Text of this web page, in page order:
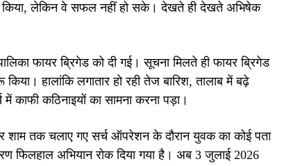
किया, लेकिन वे सफल नहीं हो सके। देखते ही देखते अभिषेक
फायर ब्रिगेड को दी गई। सूचना मिलते ही फायर ब्रिगेड
हालांकि लगातार हो रही तेज बारिश, तालाब में बढ़े
काफी कठिनाइयों का सामना करना पड़ा।
शाम तक चलाए गए सर्च ऑपरेशन के दौरान युवक का कोई पता
फिलहाल अभियान रोक दिया गया है। अब 3 जुलाई 2026